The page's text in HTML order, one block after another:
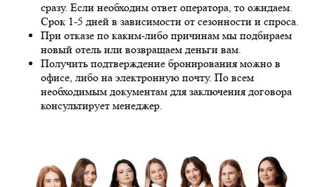
сразу. Если необходим ответ оператора, то ожидаем.
Срок 1-5 дней в зависимости от сезонности и спроса.
При отказе по каким-либо причинам мы подбираем
новый отель или возвращаем деньги вам.
Получить подтверждение бронирования можно в
офисе, либо на электронную почту. По всем
необходимым документам для заключения договора
консультирует менеджер.